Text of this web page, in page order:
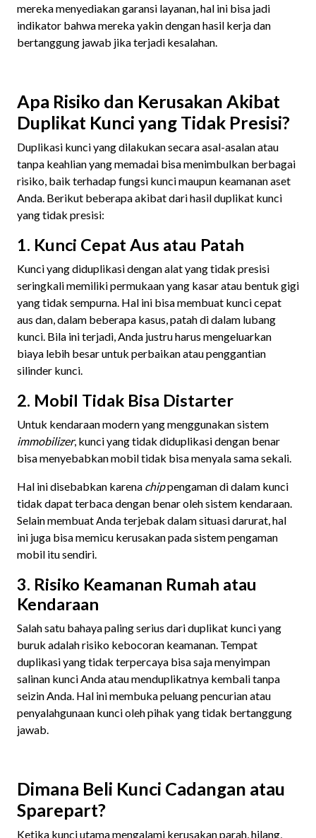
mereka menyediakan garansi layanan, hal ini bisa jadi
indikator bahwa mereka yakin dengan hasil kerja dan
bertanggung jawab jika terjadi kesalahan.
Apa Risiko dan Kerusakan Akibat
Duplikat Kunci yang Tidak Presisi?
Duplikasi kunci yang dilakukan secara asal-asalan atau
tanpa keahlian yang memadai bisa menimbulkan berbagai
risiko, baik terhadap fungsi kunci maupun keamanan aset
Anda. Berikut beberapa akibat dari hasil duplikat kunci
yang tidak presisi:
1. Kunci Cepat Aus atau Patah
Kunci yang diduplikasi dengan alat yang tidak presisi
seringkali memiliki permukaan yang kasar atau bentuk gigi
yang tidak sempurna. Hal ini bisa membuat kunci cepat
aus dan, dalam beberapa kasus, patah di dalam lubang
kunci. Bila ini terjadi, Anda justru harus mengeluarkan
biaya lebih besar untuk perbaikan atau penggantian
silinder kunci.
2. Mobil Tidak Bisa Distarter
Untuk kendaraan modern yang menggunakan sistem
immobilizer, kunci yang tidak diduplikasi dengan benar
bisa menyebabkan mobil tidak bisa menyala sama sekali.
Hal ini disebabkan karena chippengaman di dalam kunci
tidak dapat terbaca dengan benar oleh sistem kendaraan.
Selain membuat Anda terjebak dalam situasi darurat, hal
ini juga bisa memicu kerusakan pada sistem pengaman
mobil itu sendiri.
3. Risiko Keamanan Rumah atau
Kendaraan
Salah satu bahaya paling serius dari duplikat kunci yang
buruk adalah risiko kebocoran keamanan. Tempat
duplikasi yang tidak terpercaya bisa saja menyimpan
salinan kunci Anda atau menduplikatnya kembali tanpa
seizin Anda. Hal ini membuka peluang pencurian atau
penyalahgunaan kunci oleh pihak yang tidak bertanggung
jawab.
Dimana Beli Kunci Cadangan atau
Sparepart?
Ketika kunci utama mengalami kerusakan parah, hilang,